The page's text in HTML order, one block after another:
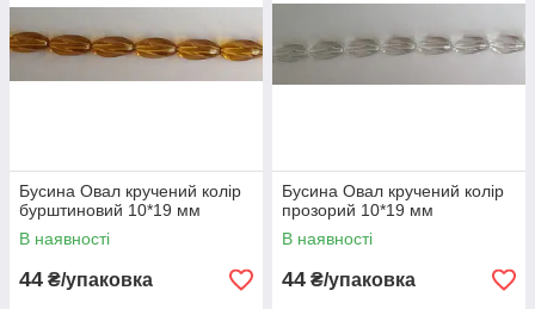
Бусина Овал кручений колір
бурштиновий 10*19 мм
В наявності
44 ₴/упаковка
Бусина Овал кручений колір
прозорий 10*19 мм
В наявності
44 ₴/упаковка